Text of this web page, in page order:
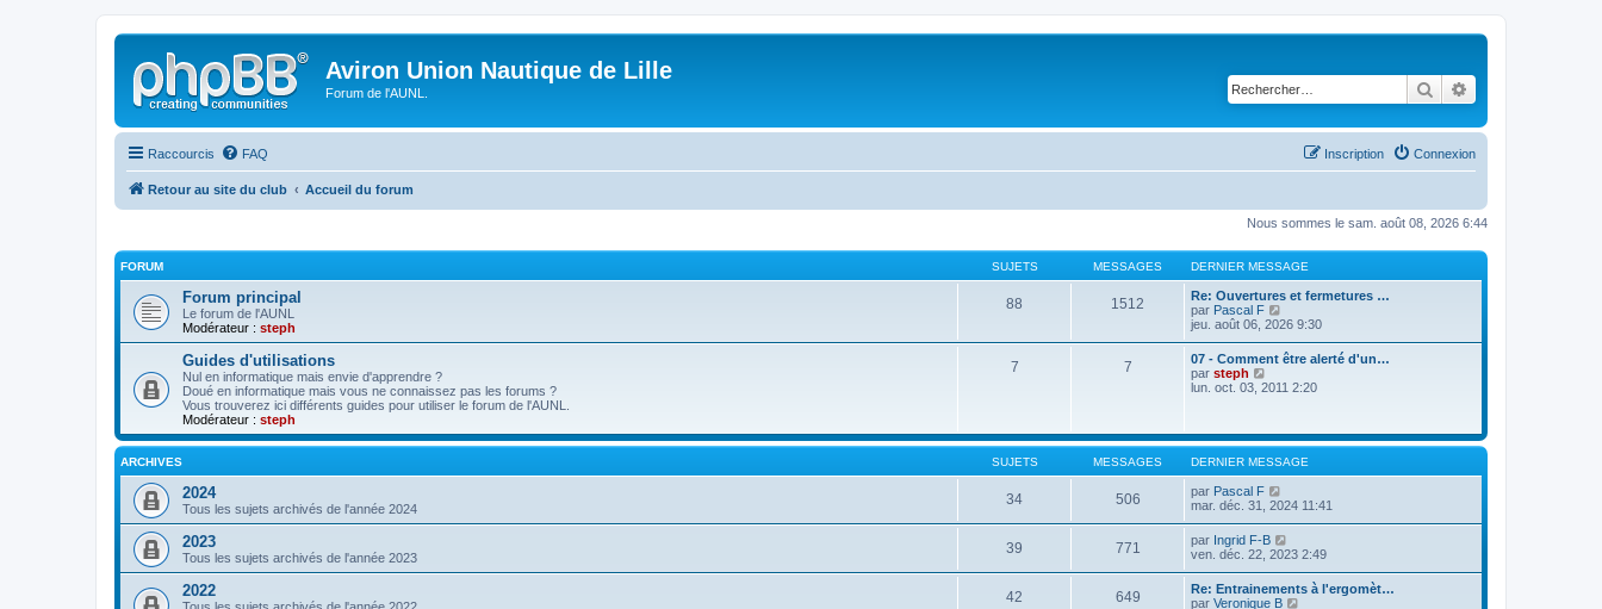
Aviron Union Nautique de Lille
Forum de l'AUNL. Rechercher
Raccourcis FAQ Connexion
Inscription
Retour au site du club Accueil du forum
Nous sommes le sam. août 08, 2026 6:44
FORUM SUJETS MESSAGES DERNIER MESSAGE
Forum principal
Le forum de l'AUNL
Modérateur : steph
88 1512
Re: Ouvertures et fermetures …
par Pascal F
o
s
u
l
t
l
e
d
e
n
i
e
r
s
jeu. août 06, 2026 9:30
Guides d'utilisations
Nul en informatique mais envie d'apprendre ?
Doué en informatique mais vous ne connaissez pas les forums ?
Vous trouverez ici différents guides pour utiliser le forum de l'AUNL.
Modérateur : steph
7 7
07 - Comment être alerté d'un…
par steph
o
l
t
r
e
d
e
r
n
i
e
lun. oct. 03, 2011 2:20
ARCHIVES SUJETS MESSAGES DERNIER MESSAGE
2024
Tous les sujets archivés de l'année 2024
34 506 par Pascal F
o
s
u
l
t
e
r
mar. déc. 31, 2024 11:41
2023
Tous les sujets archivés de l'année 2023
39 771 par Ingrid F-B
o
u
ven. déc. 22, 2023 2:49
2022 42 649
Re: Entrainements à l'ergomèt…
par Veronique B